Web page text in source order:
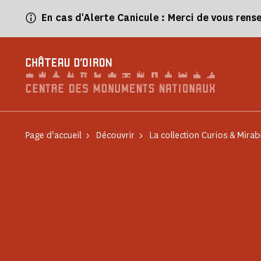
En cas d'Alerte Canicule : Merci de vous
CHÂTEAU D'OIRON
Page d'accueil Découvrir La collection Curios &